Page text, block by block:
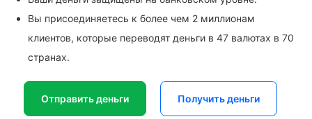
Вы присоединяетесь к более чем 2 миллионам
клиентов, которые переводят деньги в 47 валютах в 70
странах.
Отправить деньги Получить деньги